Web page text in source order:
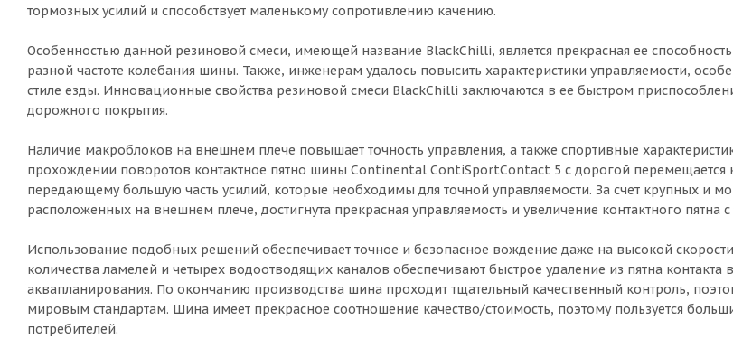
тормозных усилий и способствует маленькому сопротивлению качению.
Особенностью данной резиновой смеси, имеющей название BlackChilli, является прекрасная ее способность
разной частоте колебания шины. Также, инженерам удалось повысить характеристики управляемости,
стиле езды. Инновационные свойства резиновой смеси BlackChilli заключаются в ее быстром
дорожного покрытия.
Наличие макроблоков на внешнем плече повышает точность управления, а также спортивные
прохождении поворотов контактное пятно шины Continental ContiSportContact 5 с дорогой перемещается
передающему большую часть усилий, которые необходимы для точной управляемости. За счет крупных и
расположенных на внешнем плече, достигнута прекрасная управляемость и увеличение контактного
Использование подобных решений обеспечивает точное и безопасное вождение даже на высокой
количества ламелей и четырех водоотводящих каналов обеспечивают быстрое удаление из пятна
аквапланирования. По окончанию производства шина проходит тщательный качественный контроль,
мировым стандартам. Шина имеет прекрасное соотношение качество/стоимость, поэтому пользуется
потребителей.